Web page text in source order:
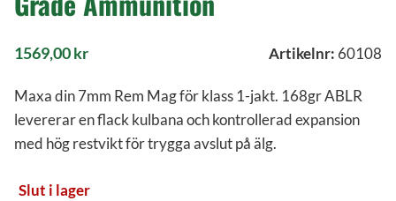
1569,00kr Artikelnr: 60108
Maxa din 7mm Rem Mag för klass 1-jakt. 168gr ABLR
levererar en flack kulbana och kontrollerad expansion
med hög restvikt för trygga avslut på älg.
Slut i lager